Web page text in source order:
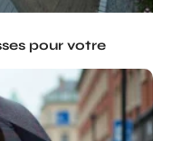
pour votre